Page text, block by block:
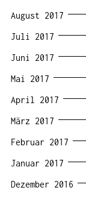
August 2017
Juli 2017
Juni 2017
Mai 2017
April 2017
März 2017
Februar 2017
Januar 2017
Dezember 2016